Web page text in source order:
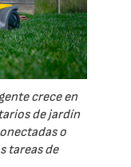
crece en
de jardín
o
tareas de